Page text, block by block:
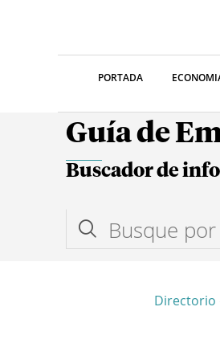
PORTADA
Guía de
Buscador de
Directorio